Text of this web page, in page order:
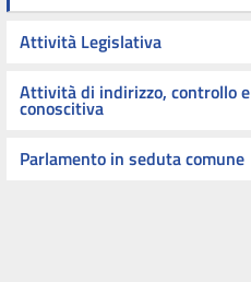
Attività Legislativa
Attività di indirizzo, controllo e
conoscitiva
Parlamento in seduta comune